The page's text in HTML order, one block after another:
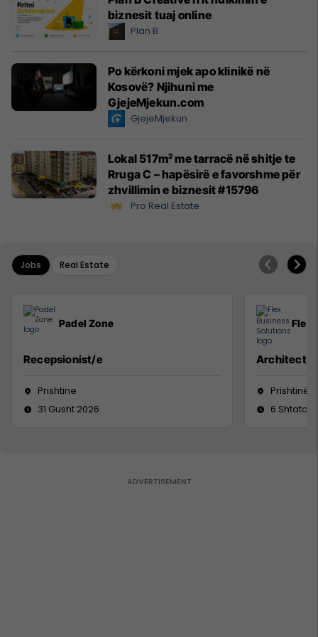
biznesit tuaj online
Plan B
Po kërkoni mjek apo klinikë në
Kosovë? Njihuni me
GjejeMjekun.com
GjejeMjekun
Lokal 517m² me tarracë në shitje te
Rruga C – hapësirë e favorshme për
zhvillimin e biznesit #15796
Pro Real Estate
Jobs Real Estate
Padel Zone
Recepsionist/e
Prishtine
31 Gusht 2026
Flex
Architect
Prishtinë
6 Shtator